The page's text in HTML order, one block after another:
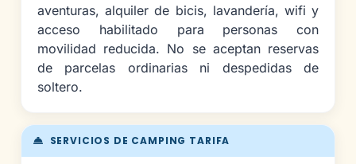
SERVICIOS DE CAMPING TARIFA
aventuras, alquiler de bicis, lavandería, wifi y
acceso habilitado para personas con
movilidad reducida. No se aceptan reservas
de parcelas ordinarias ni despedidas de
soltero.